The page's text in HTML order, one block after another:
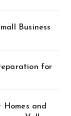
Business
for
and